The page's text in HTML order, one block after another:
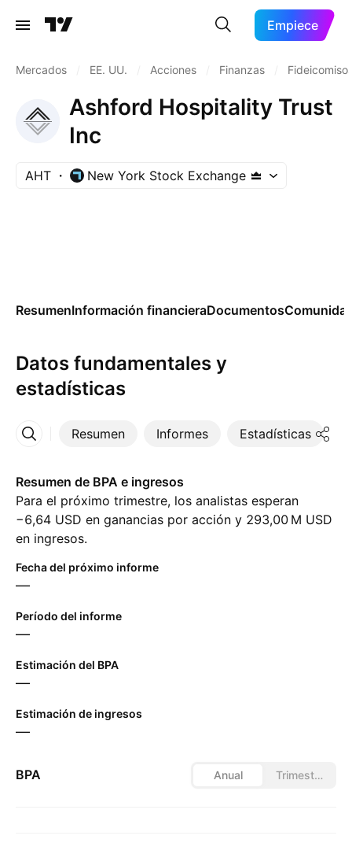
Empiece
Mercados EE. UU. Acciones Finanzas
Ashford Hospitality Trust
Inc
AHT New York Stock Exchange
ResumenInformación financieraDocumentos
Datos fundamentales y
estadísticas
Resumen Informes Estadísticas
Más
Resumen de BPA e ingresos
Para el próximo trimestre, los analistas esperan
−6,64 USD en ganancias por acción y ‪293,00 M‬ USD
en ingresos.
Fecha del próximo informe
—
Período del informe
—
Estimación del BPA
—
Estimación de ingresos
—
BPA Anual Trimestral